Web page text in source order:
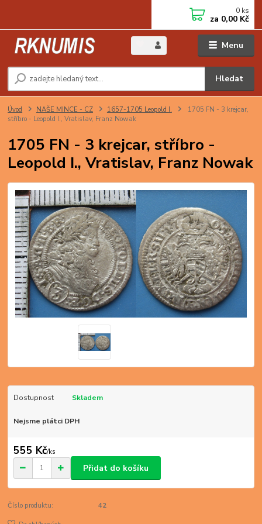
Menu
Hledat
0 ks
za 0,00 Kč
Úvod NAŠE MINCE - CZ 1657-1705 Leopold I.
1705 FN - 3 krejcar,
stříbro - Leopold I., Vratislav, Franz Nowak
1705 FN - 3 krejcar, stříbro -
Leopold I., Vratislav, Franz Nowak
Dostupnost Skladem
Nejsme plátci DPH
555 Kč/ks
Přidat do košíku
Číslo produktu: 42